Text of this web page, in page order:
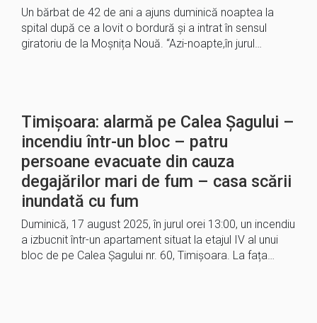
Un bărbat de 42 de ani a ajuns duminică noaptea la
spital după ce a lovit o bordură și a intrat în sensul
giratoriu de la Moșnița Nouă. “Azi-noapte,în jurul…
Timișoara: alarmă pe Calea Șagului –
incendiu într-un bloc – patru
persoane evacuate din cauza
degajărilor mari de fum – casa scării
inundată cu fum
Duminică, 17 august 2025, în jurul orei 13:00, un incendiu
a izbucnit într-un apartament situat la etajul IV al unui
bloc de pe Calea Șagului nr. 60, Timișoara. La fața…